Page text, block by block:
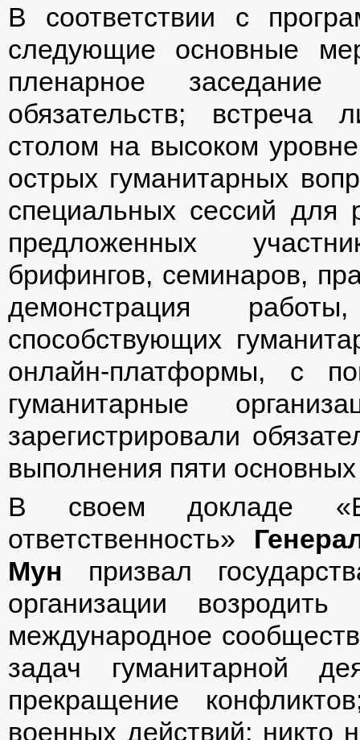
В соответствии с
следующие основные
пленарное
обязательств; встреча
столом на высоком
острых гуманитарных
специальных сессий для
предложенных
брифингов, семинаров,
демонстрация
способствующих
онлайн-платформы, с
гуманитарные
зарегистрировали
выполнения пяти
В своем докладе
ответственность»
Мун призвал
организации
международное
задач гуманитарной
прекращение
военных действий; никто